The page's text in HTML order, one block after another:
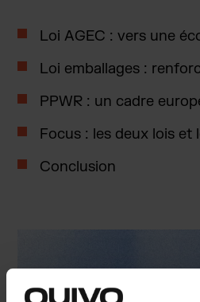
Loi AGEC : vers une
Loi emballages :
PPWR : un cadre
Focus : les deux lois et
Conclusion